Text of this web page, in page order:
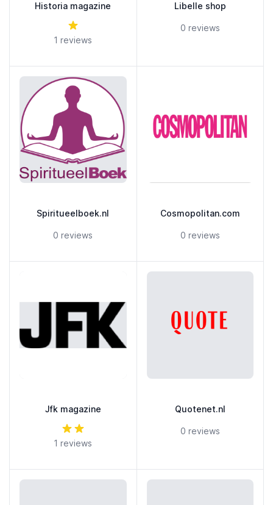
Historia magazine
5 out of 5 stars
1 reviews
Libelle shop
5 out of 5 stars
0 reviews
Spiritueelboek.nl
5 out of 5 stars
0 reviews
Cosmopolitan.com
5 out of 5 stars
0 reviews
Jfk magazine
5 out of 5 stars
1 reviews
Quotenet.nl
5 out of 5 stars
0 reviews